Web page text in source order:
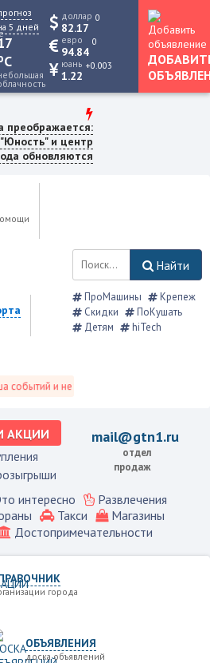
5 дней
C
доллар
82.17
0
евро
94.84
0
юань
1.22
+0.003
преображается:
"Юность" и центр
обновляются
и не только это.
Найти
ПроМашины
Крепеж
Скидки
ПоКушать
Детям
hiTech
АКЦИИ
mail@gtn1.ru
отдел
продаж
интересно
Развлечения
Такси
Магазины
Достопримечательности
города
ОБЪЯВЛЕНИЯ
доска объявлений